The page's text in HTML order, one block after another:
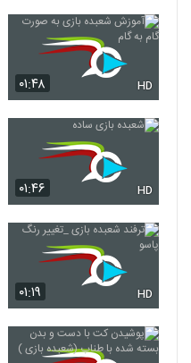
۰۱:۴۸ HD
۰۱:۴۶ HD
۰۱:۱۹ HD